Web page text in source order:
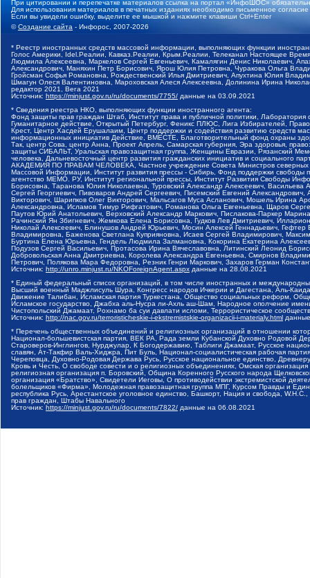
При цитировании и перепечатке материалов ссылка на портал «ИнфоШОС»
Для использования материалов в печатных изданиях необходимо письменное
Если вы увидели ошибку, выделите ее мышкой и нажмите клавиши Ctrl+Enter
©Создание сайта - Инфорос, 2007-2026
* Реестр иностранных средств массовой информации, выполняющих функции
Голос Америки, Idel.Реалии, Кавказ.Реалии, Крым.Реалии, Телеканал Настоящее
Людмила Алексеевна, Маркелов Сергей Евгеньевич, Камалягин Денис Николаевич,
Александрович, Маняхин Петр Борисович, Ярош Юлия Петровна, Чуракова Ольга
Гройсман Софья Романовна, Рождественский Илья Дмитриевич, Апухтина Юлия
Шмагун Олеся Валентиновна, Мароховская Алеся Алексеевна, Долинина Ирина
редактор 2021, Вега 2021
Источник: https://minjust.gov.ru/ru/documents/7755/ данные на 03.09.2021
* Сведения реестра НКО, выполняющих функции иностранного агента:
Фонд защиты прав граждан Штаб, Институт права и публичной политики,
Гуманитарное действие, Открытый Петербург, Феникс ПЛЮС, Лига Избирателей,
Крест, Центр Хасдей Ерушалаим, Центр поддержки и содействия развитию средств
информационных инициатив Действие, ВМЕСТЕ, Благотворительный фонд охраны
Так, центр Сова, центр Анна, Проект Апрель, Самарская губерния, Эра здоровья,
защиты СИБАЛЬТ, Уральская правозащитная группа, Женщины Евразии, Рязанский
человека, Дальневосточный центр развития гражданских инициатив и социального
АКАДЕМИЯ ПО ПРАВАМ ЧЕЛОВЕКА, Частное учреждение Совета Министров северных
Массовой Информации, Институт развития прессы - Сибирь, Фонд поддержки
агентство МЕМО. РУ, Институт региональной прессы, Институт Развития Свободы
Борисовна, Таранова Юлия Николаевна, Туровский Александр Алексеевич,
Сергей Георгиевич, Пивоваров Андрей Сергеевич, Писемский Евгений
Викторович, Шарипков Олег Викторович, Мальсагов Муса Асланович, Мошель Ирина
Александровна, Исламов Тимур Рифгатович, Романова Ольга Евгеньевна, Щаров
Паутов Юрий Анатольевич, Верховский Александр Маркович, Пислакова-Паркер
Рачинский Ян Збигневич, Жемкова Елена Борисовна, Гудков Лев Дмитриевич,
Николай Алексеевич, Блинушов Андрей Юрьевич, Мосин Алексей Геннадьевич,
Владимировна, Баженова Светлана Куприяновна, Исаев Сергей Владимирович,
Буртина Елена Юрьевна, Гендель Людмила Залмановна, Кокорина Екатерина
Подузов Сергей Васильевич, Протасова Ирина Вячеславовна, Литинский Леонид
Добровольская Анна Дмитриевна, Королева Александра Евгеньевна, Смирнов
Петрович, Полякова Мара Федоровна, Резник Генри Маркович, Захаров Герман
Источник: http://unro.minjust.ru/NKOForeignAgent.aspx данные на 28.08.2021
* Единый федеральный список организаций, в том числе иностранных и
Высший военный Маджлисуль Шура, Конгресс народов Ичкерии и Дагестана, Аль-
Движение Талибан, Исламская партия Туркестана, Общество социальных реформ,
Исламское государство, Джабха аль-Нусра ли-Ахль аш-Шам, Народное ополчение
Чистопольский Джамаат, Рохнамо ба суи давлати исломи, Террористическое
Источник: http://nac.gov.ru/terroristicheskie-i-ekstremistskie-organizacii-i-materialy.html
* Перечень общественных объединений и религиозных организаций в отношении
Национал-большевистская партия, ВЕК РА, Рада земли Кубанской Духовно Родовой
Староверов-Инглингов, Нурджулар, К Богодержавию, Таблиги Джамаат, Русское
славян, Ат-Такфир Валь-Хиджра, Пит Буль, Национал-социалистическая рабочая
Череповца, Духовно-Родовая Держава Русь, Русское национальное единство,
Кровь и Честь, О свободе совести и о религиозных объединениях, Омская
религиозная организация п. Боровский, Община Коренного Русского народа
организация «Братство», Свидетели Иеговы, О противодействии экстремистской
болельщиков «Фирма», Молодежная правозащитная группа МПГ, Курсом Правды и
республика Русь, Арестантское уголовное единство, Башкорт, Нация и свобода,
прав граждан, Штабы Навального
Источник: https://minjust.gov.ru/ru/documents/7822/ данные на 06.08.2021